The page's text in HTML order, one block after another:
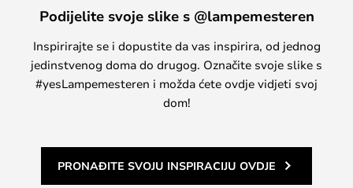
Podijelite svoje slike s @lampemesteren
Inspirirajte se i dopustite da vas inspirira, od jednog
jedinstvenog doma do drugog. Označite svoje slike s
#yesLampemesteren i možda ćete ovdje vidjeti svoj
dom!
PRONAĐITE SVOJU INSPIRACIJU OVDJE